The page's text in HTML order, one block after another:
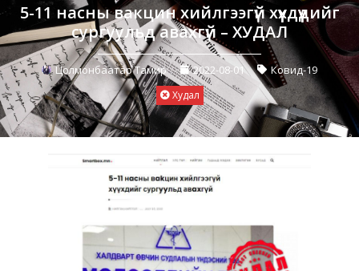
5-11 насны вакцин хийлгээгүй хүүхдүүдийг
сургуульд авахгүй – ХУДАЛ
Цолмонбаатар Тамир 2022-08-01 Ковид-19
Худал